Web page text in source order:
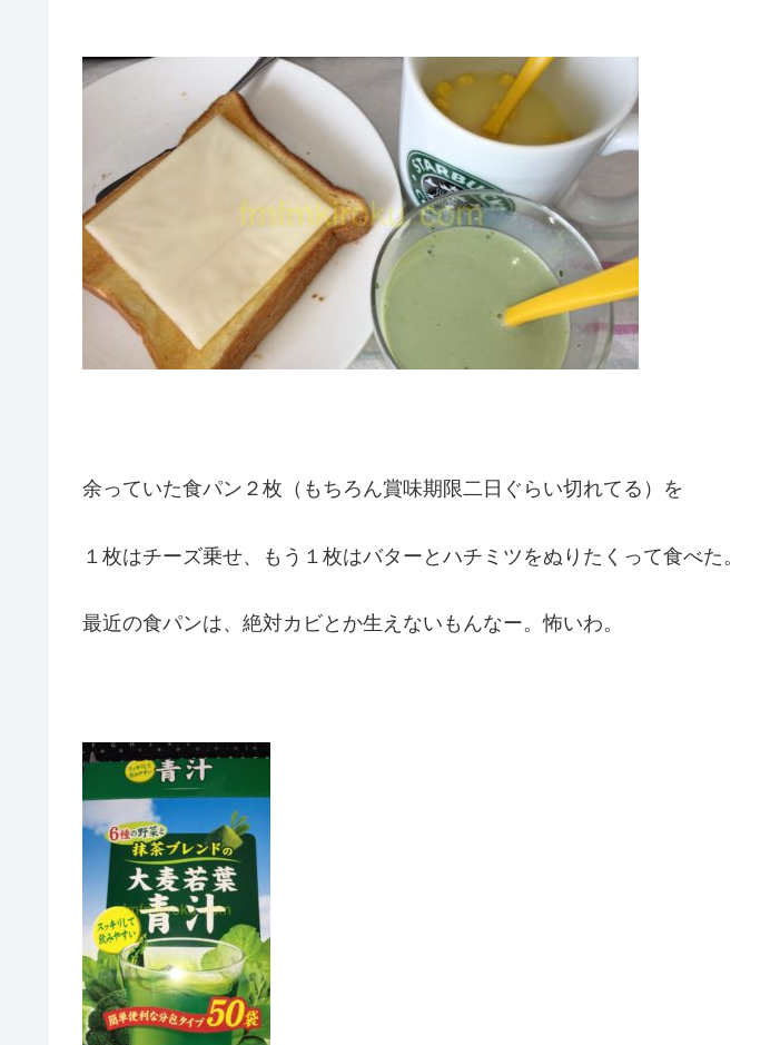
余っていた食パン２枚（もちろん賞味期限二日ぐらい切れてる）を
１枚はチーズ乗せ、もう１枚はバターとハチミツをぬりたくって食べた。
最近の食パンは、絶対カビとか生えないもんなー。怖いわ。